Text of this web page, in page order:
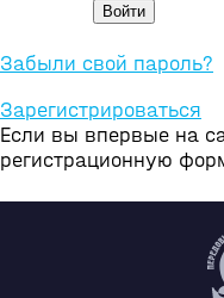
Забыли свой пароль?
Зарегистрироваться
Если вы впервые на
регистрационную